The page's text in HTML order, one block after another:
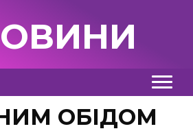
ОБІДОМ